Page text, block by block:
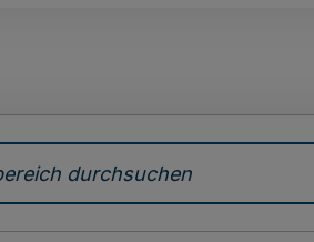
durchsuchen